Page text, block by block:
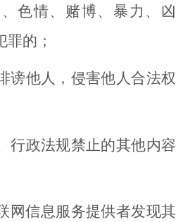
色情、赌博、暴力、凶
的；
谤他人，侵害他人合法权
行政法规禁止的其他内容
信息服务提供者发现其